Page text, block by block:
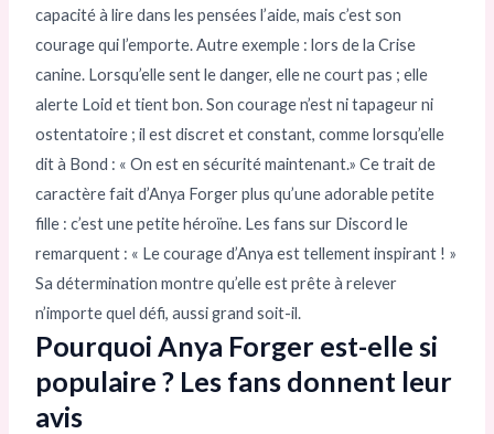
capacité à lire dans les pensées l’aide, mais c’est son
courage qui l’emporte. Autre exemple : lors de la Crise
canine. Lorsqu’elle sent le danger, elle ne court pas ; elle
alerte Loid et tient bon. Son courage n’est ni tapageur ni
ostentatoire ; il est discret et constant, comme lorsqu’elle
dit à Bond : « On est en sécurité maintenant.» Ce trait de
caractère fait d’Anya Forger plus qu’une adorable petite
fille : c’est une petite héroïne. Les fans sur Discord le
remarquent : « Le courage d’Anya est tellement inspirant ! »
Sa détermination montre qu’elle est prête à relever
n’importe quel défi, aussi grand soit-il.
Pourquoi Anya Forger est-elle si
populaire ? Les fans donnent leur
avis